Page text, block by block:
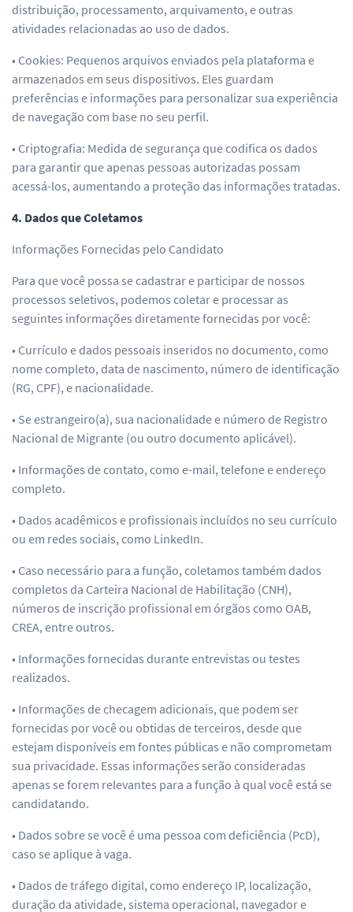
distribuição, processamento, arquivamento, e outras
atividades relacionadas ao uso de dados.
• Cookies: Pequenos arquivos enviados pela plataforma e
armazenados em seus dispositivos. Eles guardam
preferências e informações para personalizar sua experiência
de navegação com base no seu perfil.
• Criptografia: Medida de segurança que codifica os dados
para garantir que apenas pessoas autorizadas possam
acessá-los, aumentando a proteção das informações tratadas.
4. Dados que Coletamos
Informações Fornecidas pelo Candidato
Para que você possa se cadastrar e participar de nossos
processos seletivos, podemos coletar e processar as
seguintes informações diretamente fornecidas por você:
• Currículo e dados pessoais inseridos no documento, como
nome completo, data de nascimento, número de identificação
(RG, CPF), e nacionalidade.
• Se estrangeiro(a), sua nacionalidade e número de Registro
Nacional de Migrante (ou outro documento aplicável).
• Informações de contato, como e-mail, telefone e endereço
completo.
• Dados acadêmicos e profissionais incluídos no seu currículo
ou em redes sociais, como LinkedIn.
• Caso necessário para a função, coletamos também dados
completos da Carteira Nacional de Habilitação (CNH),
números de inscrição profissional em órgãos como OAB,
CREA, entre outros.
• Informações fornecidas durante entrevistas ou testes
realizados.
• Informações de checagem adicionais, que podem ser
fornecidas por você ou obtidas de terceiros, desde que
estejam disponíveis em fontes públicas e não comprometam
sua privacidade. Essas informações serão consideradas
apenas se forem relevantes para a função à qual você está se
candidatando.
• Dados sobre se você é uma pessoa com deficiência (PcD),
caso se aplique à vaga.
• Dados de tráfego digital, como endereço IP, localização,
duração da atividade, sistema operacional, navegador e